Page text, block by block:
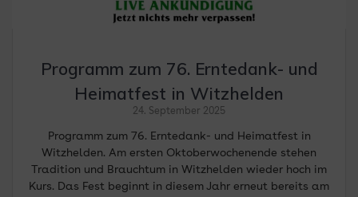
Programm zum 76. Erntedank- und
Heimatfest in Witzhelden
24. September 2025
Programm zum 76. Erntedank- und Heimatfest in
Witzhelden. Am ersten Oktoberwochenende stehen
Tradition und Brauchtum in Witzhelden wieder hoch im
Kurs. Das Fest beginnt in diesem Jahr erneut bereits am